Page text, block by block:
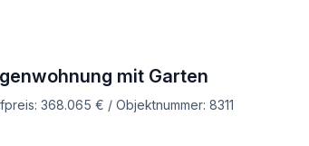
mit Garten
368.065 € / Objektnummer: 8311